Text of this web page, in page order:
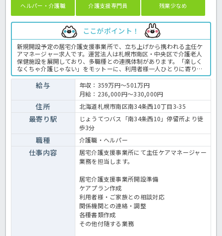
ヘルパー・介護職 介護支援専門員 残業少なめ
ここがポイント！
新規開設予定の居宅介護支援事業所で、立ち上げから携われる主任ケ
アマネージャー求人です。運営法人は札幌市南区・中央区で介護老人
保健施設を展開しており、多職種との連携体制があります。「楽しく
なくちゃ介護じゃない」をモットーに、利用者様一人ひとりに寄り添
うサービスを提供しています。職場の雰囲気や仕事内容について詳し
く知りたい方は、見学やご相談からでも歓迎しています。お気軽にお
問い合わせください。新しい事業所づくりに興味がある方や、これま
でのケアマネジメント経験を活かしてステップアップしたい方におす
すめです。介護支援専門員の業務全般です。〈介護支援専門員 正職
員 居宅支援事業所の求人〉
給与
年収：359万円～501万円
月給：236,000円～330,000円
住所 北海道札幌市南区南34条西10丁目3-35
最寄り駅
じょうてつバス「南34条西10」停留所より徒
歩3分
職種 介護職・ヘルパー
仕事内容
居宅介護支援事業所にて主任ケアマネージャー
業務を担当します。
居宅介護支援事業所開設準備
ケアプラン作成
利用者様・ご家族との相談対応
関係機関との連絡・調整
各種書類作成
その他付随する業務